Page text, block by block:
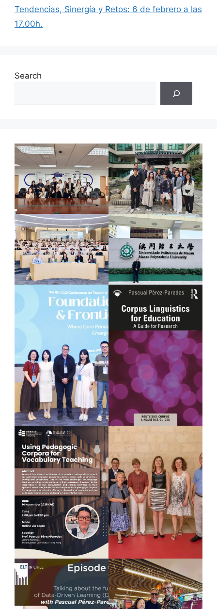
Tendencias, Sinergía y Retos: 6 de febrero a las
17.00h.
Search